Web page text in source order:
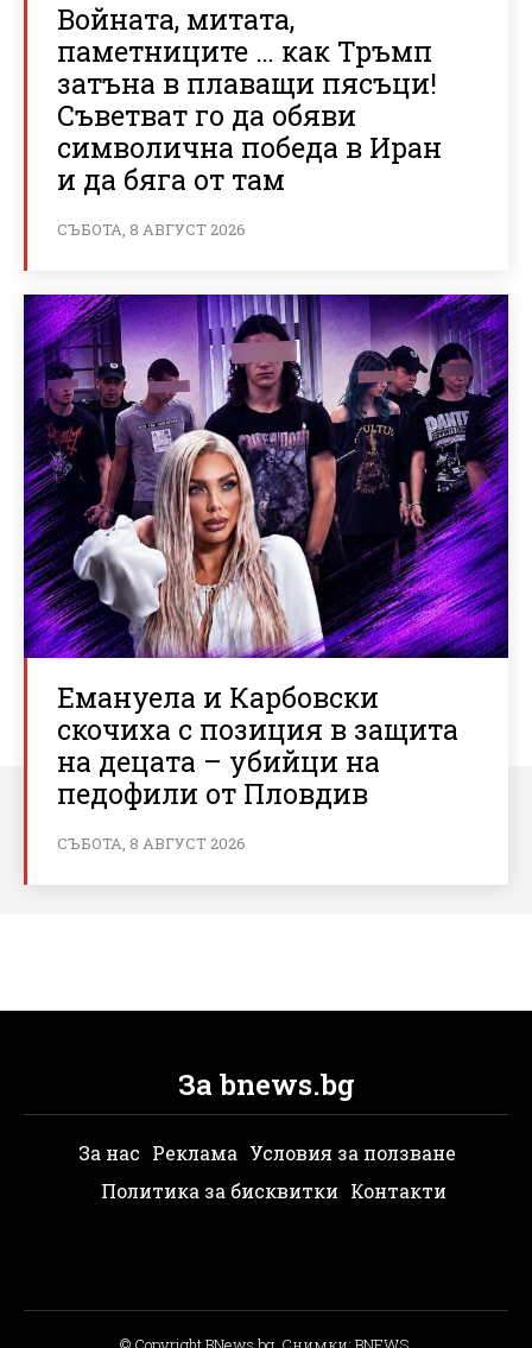
Войната, митата,
паметниците … как Тръмп
затъна в плаващи пясъци!
Съветват го да обяви
символична победа в Иран
и да бяга от там
СЪБОТА, 8 АВГУСТ 2026
Емануела и Карбовски
скочиха с позиция в защита
на децата – убийци на
педофили от Пловдив
СЪБОТА, 8 АВГУСТ 2026
За bnews.bg
За нас Реклама Условия за ползване
Политика за бисквитки Контакти